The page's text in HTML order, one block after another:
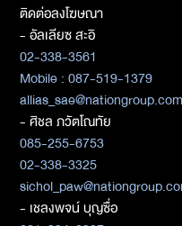
ติดต่อลงโฆษณา
- อัลเลียซ สะอิ
02-338-3561
Mobile : 087-519-1379
allias_sae@nationgroup.com
- ศิชล ภวัตโณทัย
085-255-6753
02-338-3325
- เชลงพจน์ บุญซื่อ